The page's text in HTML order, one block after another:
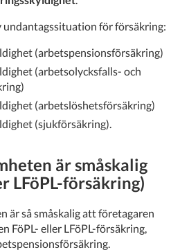
undantagssituation för försäkring:
(arbetspensionsförsäkring)
(arbetsolycksfalls- och
(arbetslöshetsförsäkring)
(sjukförsäkring).
är småskalig
LFöPL-försäkring)
är så småskalig att företagaren
FöPL- eller LFöPL-försäkring,